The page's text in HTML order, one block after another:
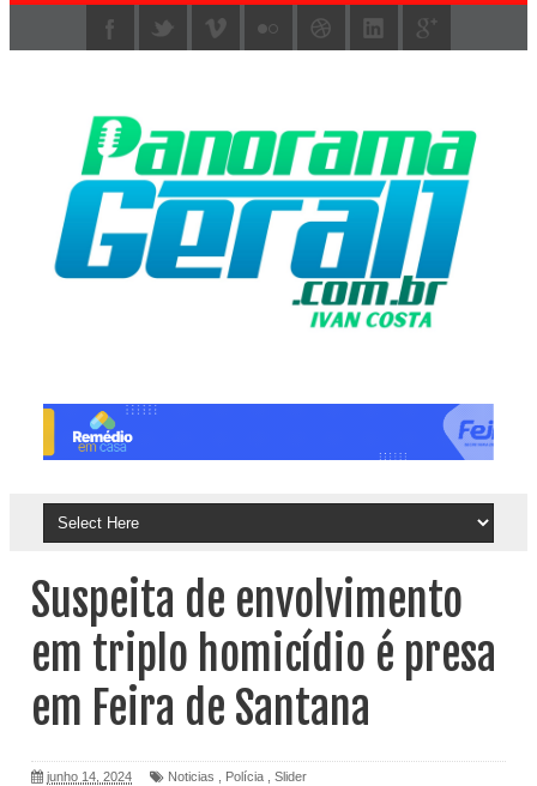
Suspeita de envolvimento
em triplo homicídio é presa
em Feira de Santana
junho 14, 2024 Noticias Polícia Slider